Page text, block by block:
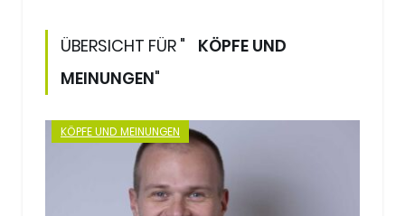
ÜBERSICHT FÜR "
KÖPFE UND
MEINUNGEN"
KÖPFE UND MEINUNGEN